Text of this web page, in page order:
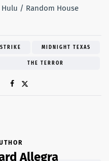
/ Random House
MIDNIGHT TEXAS
THE TERROR
Allegra